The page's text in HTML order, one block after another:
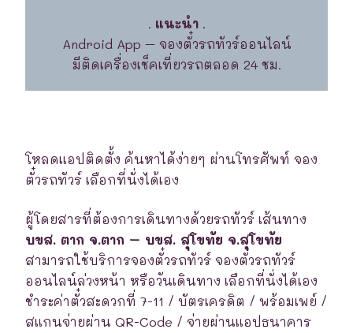
. แนะนำ.
Android App – จองตั๋วรถทัวร์ออนไลน์
มีติดเครื่องเช็คเที่ยวรถตลอด 24 ชม.
โหลดแอปติดตั้ง ค้นหาได้ง่ายๆ ผ่านโทรศัพท์ จอง
ตั๋วรถทัวร์ เลือกที่นั่งได้เอง
ผู้โดยสารที่ต้องการเดินทางด้วยรถทัวร์ เส้นทาง
บขส. ตาก จ.ตาก – บขส. สุโขทัย จ.สุโขทัย
สามารถใช้บริการจองตั๋วรถทัวร์ จองตั๋วรถทัวร์
ออนไลน์ล่วงหน้า หรือวันเดินทาง เลือกที่นั่งได้เอง
ชำระค่าตั๋วสะดวกที่ 7-11 / บัตรเครดิต / พร้อมเพย์ /
สแกนจ่ายผ่าน QR-Code / จ่ายผ่านแอปธนาคาร